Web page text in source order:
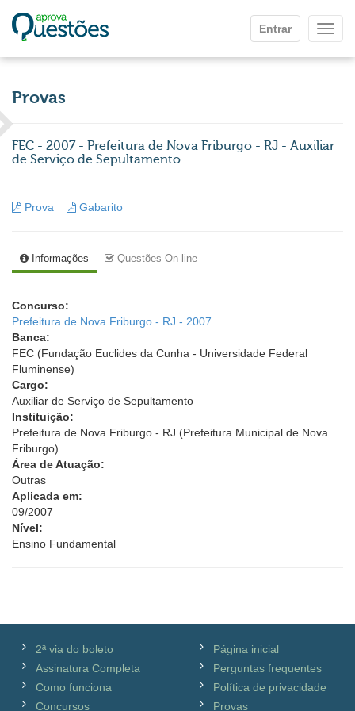
Entrar
Provas
FEC - 2007 - Prefeitura de Nova Friburgo - RJ - Auxiliar
de Serviço de Sepultamento
Prova Gabarito
Informações Questões On-line
Concurso:
Prefeitura de Nova Friburgo - RJ - 2007
Banca:
FEC (Fundação Euclides da Cunha - Universidade Federal
Fluminense)
Cargo:
Auxiliar de Serviço de Sepultamento
Instituição:
Prefeitura de Nova Friburgo - RJ (Prefeitura Municipal de Nova
Friburgo)
Área de Atuação:
Outras
Aplicada em:
09/2007
Nível:
Ensino Fundamental
2ª via do boleto
Assinatura Completa
Como funciona
Concursos
Página inicial
Perguntas frequentes
Política de privacidade
Provas